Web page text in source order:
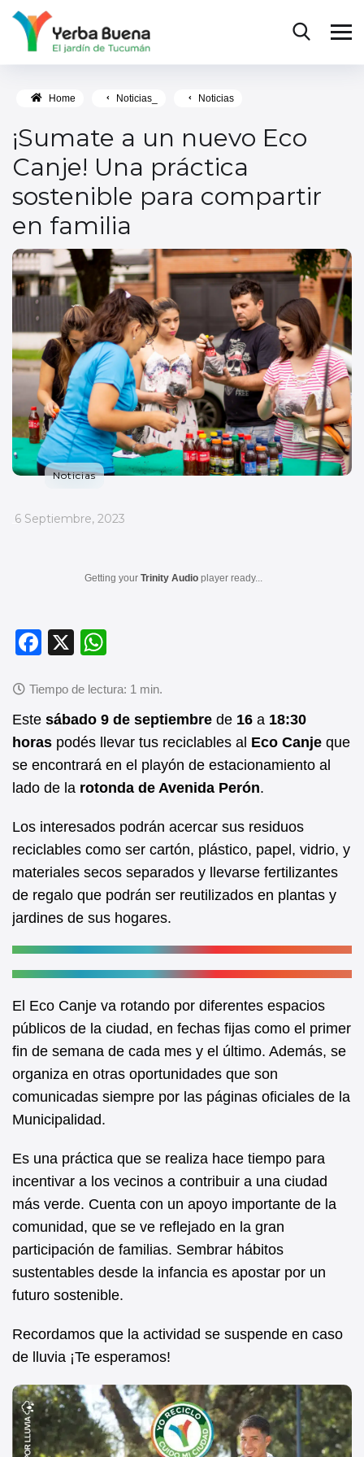
Home Noticias_ Noticias
¡Sumate a un nuevo Eco
Canje! Una práctica
sostenible para compartir
en familia
Noticias
_
6 Septiembre, 2023
Getting your Trinity Audio player ready...
F
c
e
b
o
o
k
X
at
s
A
p
p
Este sábado 9 de septiembre de 16 a 18:30
horas podés llevar tus reciclables al Eco Canje que
se encontrará en el playón de estacionamiento al
lado de la rotonda de Avenida Perón.
Los interesados podrán acercar sus residuos
reciclables como ser cartón, plástico, papel, vidrio, y
materiales secos separados y llevarse fertilizantes
de regalo que podrán ser reutilizados en plantas y
jardines de sus hogares.
El Eco Canje va rotando por diferentes espacios
públicos de la ciudad, en fechas fijas como el primer
fin de semana de cada mes y el último. Además, se
organiza en otras oportunidades que son
comunicadas siempre por las páginas oficiales de la
Municipalidad.
Es una práctica que se realiza hace tiempo para
incentivar a los vecinos a contribuir a una ciudad
más verde. Cuenta con un apoyo importante de la
comunidad, que se ve reflejado en la gran
participación de familias. Sembrar hábitos
sustentables desde la infancia es apostar por un
futuro sostenible.
Recordamos que la actividad se suspende en caso
de lluvia ¡Te esperamos!